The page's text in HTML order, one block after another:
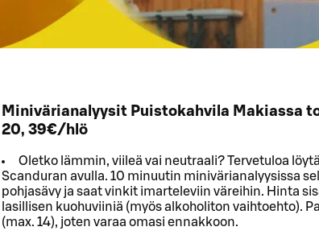
Minivärianalyysit Puistokahvila Makiassa
20, 39€/hlö
Oletko lämmin, viileä vai neutraali? Tervetuloa
Scanduran avulla. 10 minuutin minivärianalyysissa
pohjasävy ja saat vinkit imarteleviin väreihin. Hinta
lasillisen kuohuviiniä (myös alkoholiton vaihtoehto).
(max. 14), joten varaa omasi ennakkoon.